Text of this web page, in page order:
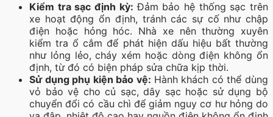
Kiểm tra sạc định kỳ:Đảm bảo hệ thống sạc trên
xe hoạt động ổn định, tránh các sự cố như chập
điện hoặc hỏng hóc. Nhà xe nên thường xuyên
kiểm tra ổ cắm để phát hiện dấu hiệu bất thường
như lỏng lẻo, cháy xém hoặc dòng điện không ổn
định, từ đó có biện pháp sửa chữa kịp thời.
Sử dụng phụ kiện bảo vệ: Hành khách có thể dùng
vỏ bảo vệ cho củ sạc, dây sạc hoặc sử dụng bộ
chuyển đổi có cầu chì để giảm nguy cơ hư hỏng do